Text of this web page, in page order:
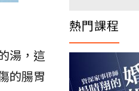
湯，這
的腸胃
熱門課程